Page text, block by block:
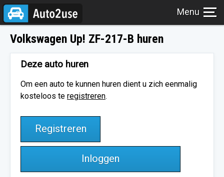
Volkswagen Up! ZF-217-B huren
Deze auto huren
Om een auto te kunnen huren dient u zich eenmalig
kosteloos te registreren.
Registreren
Inloggen